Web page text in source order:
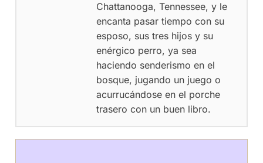
Chattanooga, Tennessee, y le
encanta pasar tiempo con su
esposo, sus tres hijos y su
enérgico perro, ya sea
haciendo senderismo en el
bosque, jugando un juego o
acurrucándose en el porche
trasero con un buen libro.